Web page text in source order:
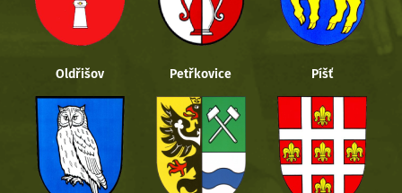
Oldřišov Petřkovice Píšť